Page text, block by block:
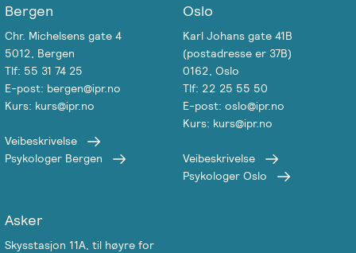
Bergen
Chr. Michelsens gate 4
5012, Bergen
Tlf: 55 31 74 25
E-post: bergen@ipr.no
Kurs: kurs@ipr.no
Veibeskrivelse
Psykologer Bergen
Oslo
Karl Johans gate 41B
(postadresse er 37B)
0162, Oslo
Tlf: 22 25 55 50
E-post: oslo@ipr.no
Kurs: kurs@ipr.no
Veibeskrivelse
Psykologer Oslo
Asker
Skysstasjon 11A, til høyre for